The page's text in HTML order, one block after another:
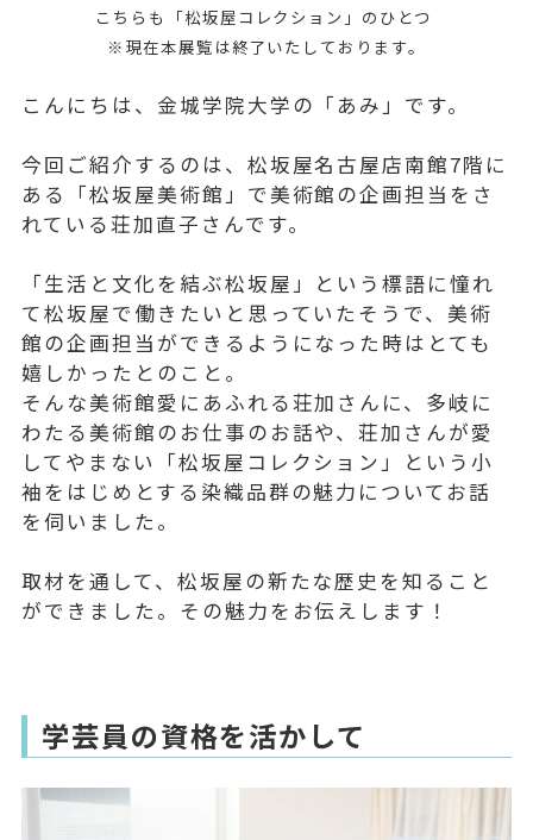
こちらも「松坂屋コレクション」のひとつ
※現在本展覧は終了いたしております。
こんにちは、金城学院大学の「あみ」です。
今回ご紹介するのは、松坂屋名古屋店南館7階に
ある「松坂屋美術館」で美術館の企画担当をさ
れている荘加直子さんです。
「生活と文化を結ぶ松坂屋」という標語に憧れ
て松坂屋で働きたいと思っていたそうで、美術
館の企画担当ができるようになった時はとても
嬉しかったとのこと。
そんな美術館愛にあふれる荘加さんに、多岐に
わたる美術館のお仕事のお話や、荘加さんが愛
してやまない「松坂屋コレクション」という小
袖をはじめとする染織品群の魅力についてお話
を伺いました。
取材を通して、松坂屋の新たな歴史を知ること
ができました。その魅力をお伝えします！
学芸員の資格を活かして